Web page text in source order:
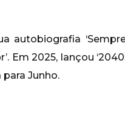
autobiografia
Em 2025, lançou
Junho.